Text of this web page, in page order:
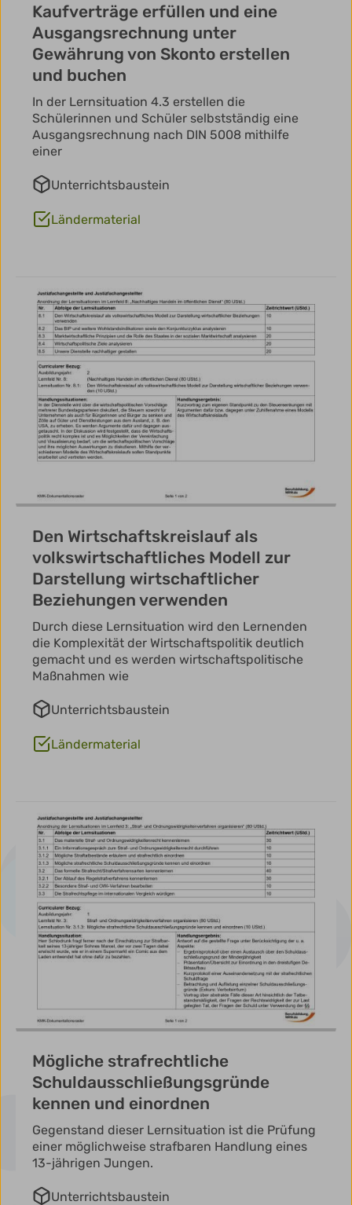
Kaufverträge erfüllen und eine
Ausgangsrechnung unter
Gewährung von Skonto erstellen
und buchen
In der Lernsituation 4.3 erstellen die
Schülerinnen und Schüler selbstständig eine
Ausgangsrechnung nach DIN 5008 mithilfe
einer
Unterrichtsbaustein
Ländermaterial
Den Wirtschaftskreislauf als
volkswirtschaftliches Modell zur
Darstellung wirtschaftlicher
Beziehungen verwenden
Durch diese Lernsituation wird den Lernenden
die Komplexität der Wirtschaftspolitik deutlich
gemacht und es werden wirtschaftspolitische
Maßnahmen wie
Unterrichtsbaustein
Ländermaterial
Mögliche strafrechtliche
Schuldausschließungsgründe
kennen und einordnen
Gegenstand dieser Lernsituation ist die Prüfung
einer möglichweise strafbaren Handlung eines
13-jährigen Jungen.
Unterrichtsbaustein